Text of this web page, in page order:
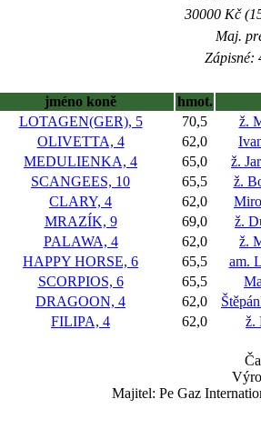
30000 Kč
Maj.
Zápisné:
jméno koně
hmot.
LOTAGEN(GER), 5 70,5
ž.
OLIVETTA, 4 62,0
MEDULIENKA, 4 65,0
ž.
SCANGEES, 10 65,5
ž.
CLARY, 4 62,0
MRAZÍK, 9 69,0
ž.
PALAWA, 4 62,0
ž.
HAPPY HORSE, 6 65,5
am.
SCORPIOS, 6 65,5
DRAGOON, 4 62,0
FILIPA, 4 62,0 ž.
Majitel: Pe Gaz